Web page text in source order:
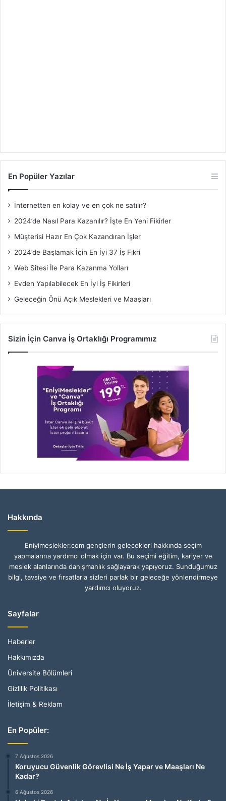
En Popüler Yazılar
İnternetten en kolay ve en çok ne satılır?
2024’de Nasıl Para Kazanılır? İşte En Yeni Fikirler
Müşterisi Hazır En Çok Kazandıran İşler
2024’de Başlamak İçin En İyi 37 İş Fikri
Web Sitesi İle Para Kazanma Yolları
Evden Yapılabilecek En İyi İş Fikirleri
Geleceğin Önü Açık Meslekleri ve Maaşları
Sizin İçin Canva İş Ortaklığı Programımız
Hakkında
Eniyimeslekler.com gençlerin gelecekleri hakkında seçim
yapmalarına yardımcı olmak için var. Bu seçimi eğitim, kariyer ve
meslek alanlarında danışmanlık sağlayarak yapıyoruz. Sunduğumuz
bilgi, tavsiye ve fırsatlarla sizleri parlak bir geleceğe yönlendirmeye
yardımcı oluyoruz.
Sayfalar
Haberler
Hakkımızda
Üniversite Bölümleri
Gizlilik Politikası
İletişim & Reklam
En Popüler:
7 Ağustos 2026
Koruyucu Güvenlik Görevlisi Ne İş Yapar ve Maaşları Ne
Kadar?
6 Ağustos 2026